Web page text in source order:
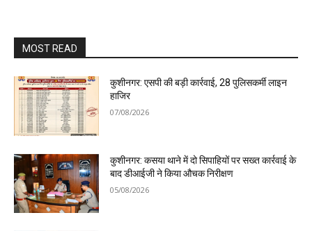
MOST READ
कुशीनगर: एसपी की बड़ी कार्रवाई, 28 पुलिसकर्मी लाइन
हाजिर
07/08/2026
कुशीनगर: कसया थाने में दो सिपाहियों पर सख्त कार्रवाई के
बाद डीआईजी ने किया औचक निरीक्षण
05/08/2026